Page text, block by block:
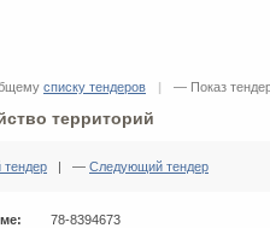
списку тендеров | — Показ
территорий
| — Следующий тендер
78-8394673